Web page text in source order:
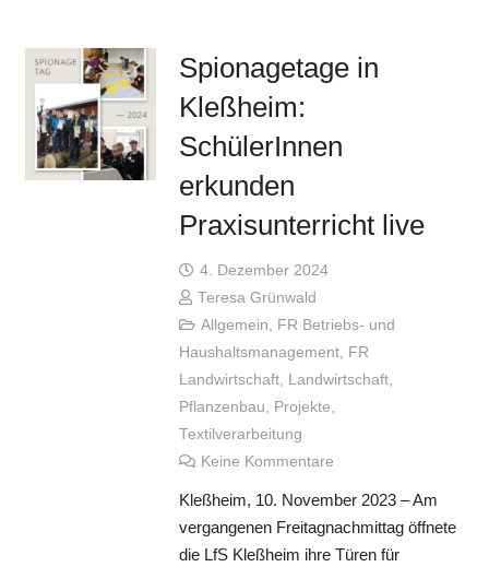
Spionagetage in
Kleßheim:
SchülerInnen
erkunden
Praxisunterricht live
4. Dezember 2024
Teresa Grünwald
Allgemein
FR Betriebs- und
Haushaltsmanagement, FR
Landwirtschaft, Landwirtschaft,
Pflanzenbau
Projekte
Textilverarbeitung
Keine Kommentare
Kleßheim, 10. November 2023 – Am
vergangenen Freitagnachmittag öffnete
die LfS Kleßheim ihre Türen für